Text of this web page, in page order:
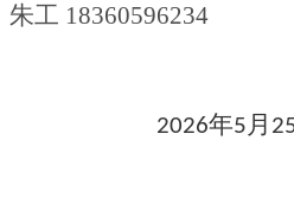
朱工 18360596234
2026年5月